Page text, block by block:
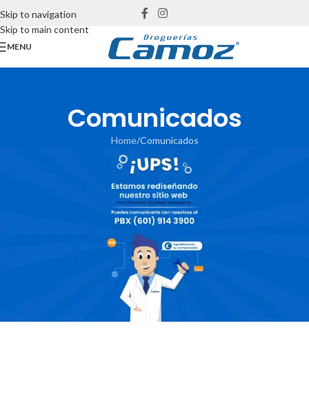
Skip to navigation
Skip to main content
MENU
Comunicados
Home Comunicados